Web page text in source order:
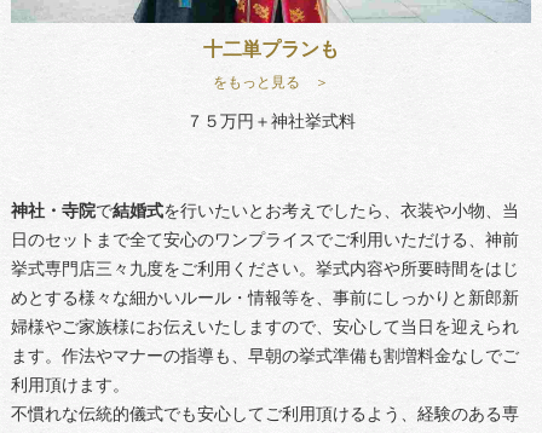
十二単プランも
をもっと見る ＞
７５万円＋神社挙式料
神社・寺院で結婚式を行いたいとお考えでしたら、衣装や小物、当
日のセットまで全て安心のワンプライスでご利用いただける、神前
挙式専門店三々九度をご利用ください。挙式内容や所要時間をはじ
めとする様々な細かいルール・情報等を、事前にしっかりと新郎新
婦様やご家族様にお伝えいたしますので、安心して当日を迎えられ
ます。作法やマナーの指導も、早朝の挙式準備も割増料金なしでご
利用頂けます。
不慣れな伝統的儀式でも安心してご利用頂けるよう、経験のある専